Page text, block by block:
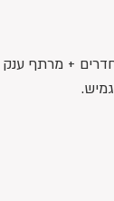
הדר במיקום הכי הכי בית בודד, חצי דונם מגרש 430 מ"ר בנוי. 7 חדרים